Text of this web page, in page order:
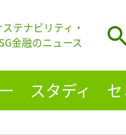
ステナビリティ・
金融のニュース
スタディ